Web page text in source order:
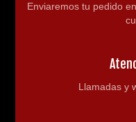
Enviaremos tu pedido
Llamadas y